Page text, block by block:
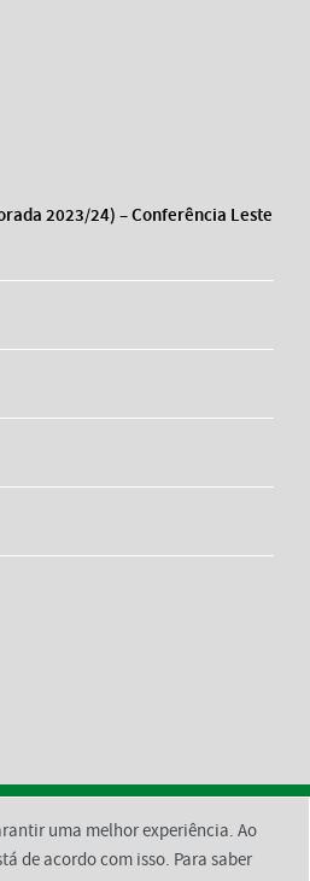
2023/24) – Conferência Leste
© BsktBrasil
Políticas de Privacidade
uma melhor experiência. Ao
de acordo com isso. Para saber